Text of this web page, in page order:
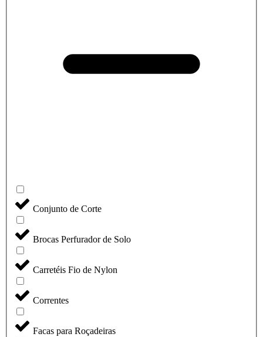
Conjunto de Corte
Brocas Perfurador de Solo
Carretéis Fio de Nylon
Correntes
Facas para Roçadeiras